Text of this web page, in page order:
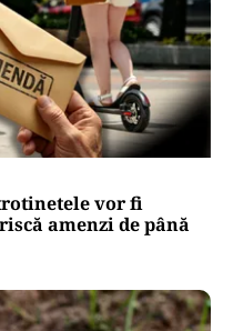
vor fi
amenzi de până